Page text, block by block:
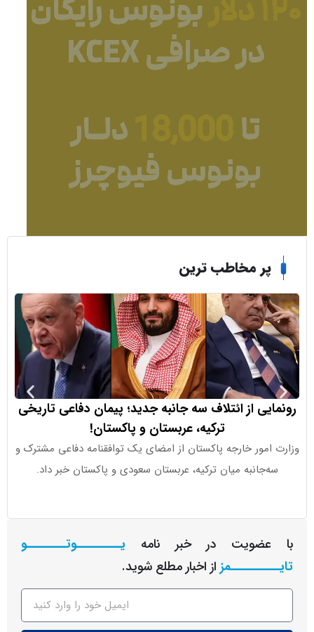
پر مخاطب ترین
از ائتلاف سه جانبه جدید؛ پیمان دفاعی تاریخی
ترکیه، عربستان و پاکستان!
خارجه پاکستان از امضای یک توافقنامه دفاعی مشترک و
میان ترکیه، عربستان سعودی و پاکستان خبر داد.
ترامپ:
اظهارات
اقتصادی
در خبر نامه
یـــــــــوتــــــــو
از اخبار مطلع شوید.